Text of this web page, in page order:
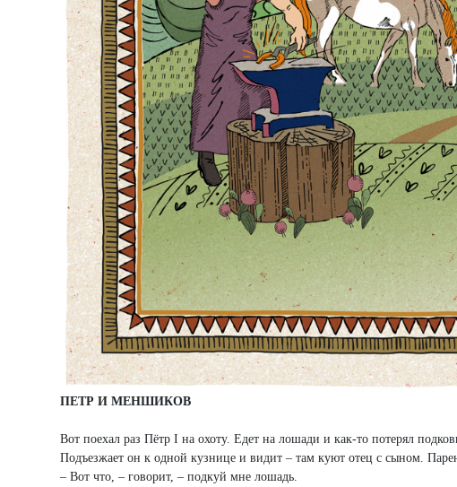
ПЕТР И МЕНШИКОВ
Вот поехал раз Пётр I на охоту. Едет на лошади и как-то потерял
Подъезжает он к одной кузнице и видит – там куют отец с сыном.
– Вот что, – говорит, – подкуй мне лошадь.